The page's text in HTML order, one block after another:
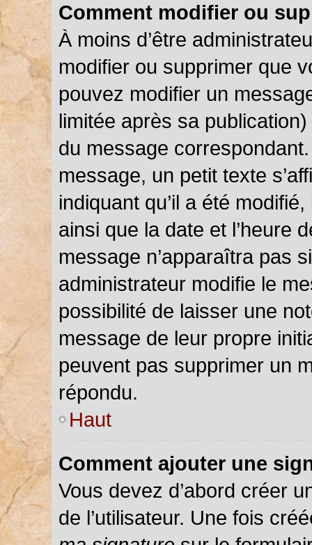
Comment modifier ou
À moins d’être
modifier ou supprimer que
pouvez modifier un
limitée après sa
du message
message, un petit texte
indiquant qu’il a été
ainsi que la date et l’heure
message n’apparaîtra pas
administrateur modifie le
possibilité de laisser une
message de leur propre
peuvent pas supprimer un
répondu.
Haut
Comment ajouter une
Vous devez d’abord créer
de l’utilisateur. Une fois